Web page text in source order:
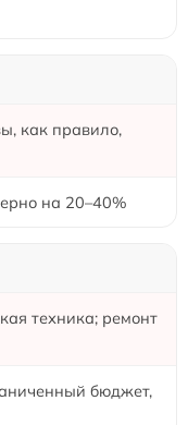
как правило,
на 20–40%
техника; ремонт
бюджет,